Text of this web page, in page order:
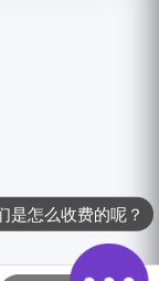
是怎么收费的呢？